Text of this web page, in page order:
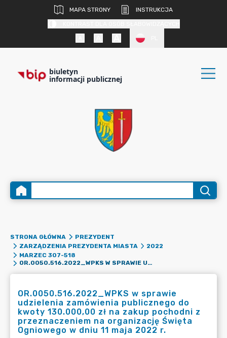
MAPA STRONY
INSTRUKCJA
biuletyn
informacji publicznej
STRONA GŁÓWNA
PREZYDENT
ZARZĄDZENIA PREZYDENTA MIASTA
2022
MARZEC 307-518
OR.0050.516.2022_WPKS W SPRAWIE UDZIELENIA ZAMÓWIENIA PUBLICZNEGO DO KWOTY 130.000,00 ZŁ NA ZAKUP POCHODNI Z PRZEZNACZENIEM NA ORGANIZACJĘ ŚWIĘTA OGNIOWEGO W DNIU 11 MAJA 2022 R.
OR.0050.516.2022_WPKS w sprawie
udzielenia zamówienia publicznego do
kwoty 130.000,00 zł na zakup pochodni z
przeznaczeniem na organizację Święta
Ogniowego w dniu 11 maja 2022 r.